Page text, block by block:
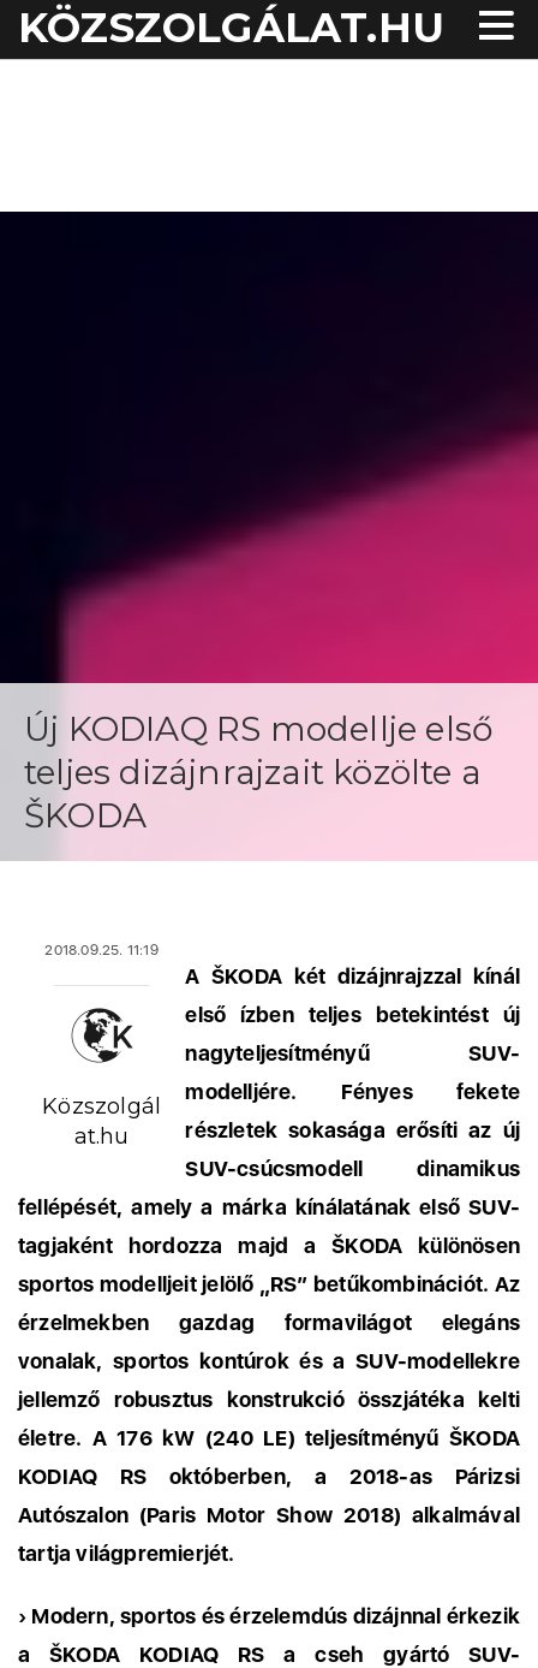
KÖZSZOLGÁLAT.HU
Új KODIAQ RS modellje első
teljes dizájnrajzait közölte a
ŠKODA
2018.09.25. 11:19
Közszolgál
at.hu
A ŠKODA két dizájnrajzzal kínál
első ízben teljes betekintést új
nagyteljesítményű SUV-
modelljére. Fényes fekete
részletek sokasága erősíti az új
SUV-csúcsmodell dinamikus
fellépését, amely a márka kínálatának első SUV-
tagjaként hordozza majd a ŠKODA különösen
sportos modelljeit jelölő „RS” betűkombinációt. Az
érzelmekben gazdag formavilágot elegáns
vonalak, sportos kontúrok és a SUV-modellekre
jellemző robusztus konstrukció összjátéka kelti
életre. A 176 kW (240 LE) teljesítményű ŠKODA
KODIAQ RS októberben, a 2018-as Párizsi
Autószalon (Paris Motor Show 2018) alkalmával
tartja világpremierjét.
› Modern, sportos és érzelemdús dizájnnal érkezik
a ŠKODA KODIAQ RS a cseh gyártó SUV-